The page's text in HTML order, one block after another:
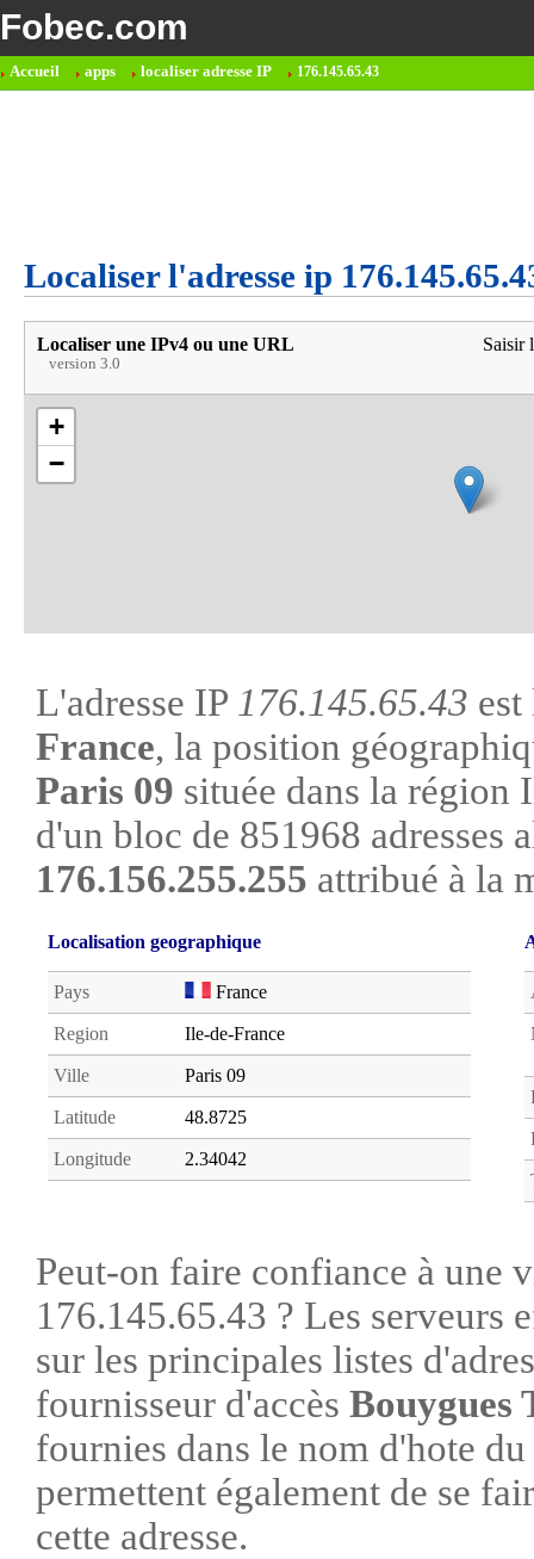
Fobec.com
Accueil apps localiser adresse IP 176.145.65.43
Localiser l'adresse ip
Localiser une IPv4 ou une URL
version 3.0
Saisir
+
−
L'adresse IP 176.145.65.43
France, la position
Paris 09 située dans la
d'un bloc de 851968 adresses
176.156.255.255 attribué à la
Localisation geographique
Pays France
Region Ile-de-France
Ville Paris 09
Latitude 48.8725
Longitude 2.34042
Peut-on faire confiance à une
176.145.65.43 ? Les serveurs
sur les principales listes
fournisseur d'accès Bouygues
fournies dans le nom d'hote
permettent également de se
cette adresse.